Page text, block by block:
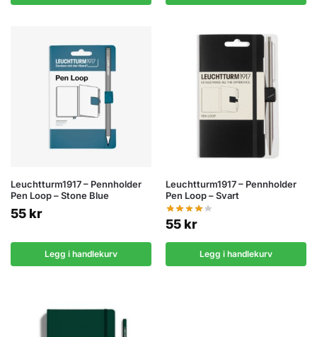
Leuchtturm1917 – Pennholder
Pen Loop – Stone Blue
55 kr
Legg i handlekurv
Leuchtturm1917 – Pennholder
Pen Loop – Svart
55 kr
Legg i handlekurv